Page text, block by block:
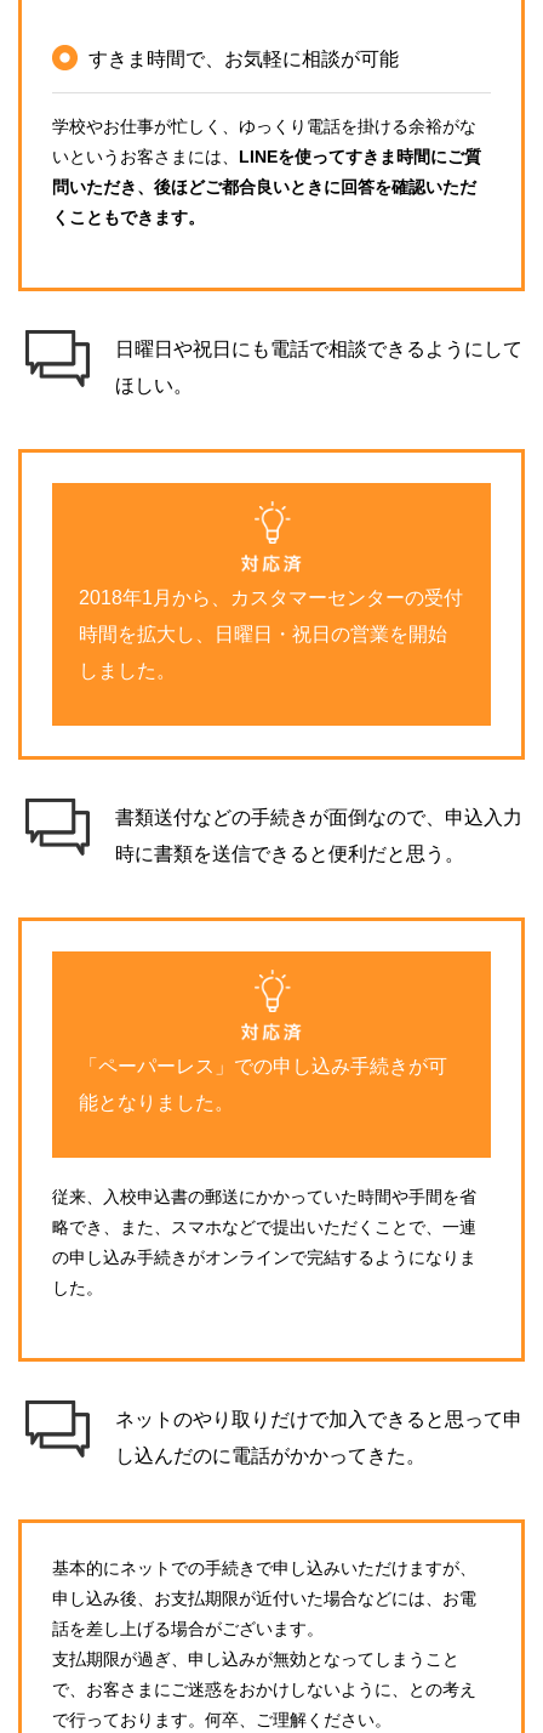
すきま時間で、お気軽に相談が可能
学校やお仕事が忙しく、ゆっくり電話を掛ける余裕がな
いというお客さまには、 LINEを使ってすきま時間にご質
問いただき、後ほどご都合良いときに回答を確認いただ
くこともできます。
日曜日や祝日にも電話で相談できるようにして
ほしい。
2018年1月から、カスタマーセンターの受付
時間を拡大し、日曜日・祝日の営業を開始
しました。
書類送付などの手続きが面倒なので、申込入力
時に書類を送信できると便利だと思う。
「ペーパーレス」での申し込み手続きが可
能となりました。
従来、入校申込書の郵送にかかっていた時間や手間を省
略でき、また、スマホなどで提出いただくことで、一連
の申し込み手続きがオンラインで完結するようになりま
した。
ネットのやり取りだけで加入できると思って申
し込んだのに電話がかかってきた。
基本的にネットでの手続きで申し込みいただけますが、
申し込み後、お支払期限が近付いた場合などには、お電
話を差し上げる場合がございます。
支払期限が過ぎ、申し込みが無効となってしまうこと
で、お客さまにご迷惑をおかけしないように、との考え
で行っております。何卒、ご理解ください。